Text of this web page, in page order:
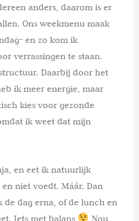
anders, daarom is er
Ons weekmenu maak
en zo kom ik
verrassingen te staan.
Daarbij door het
ik meer energie, maar
kies voor gezonde
ik weet dat mijn
en eet ik natuurlijk
niet voedt. Máár. Dan
dag erna, of de lunch en
Iets met balans
Nou,